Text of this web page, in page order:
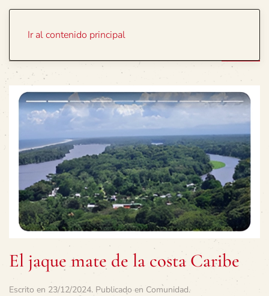
Ir al contenido principal
El jaque mate de la costa Caribe
Escrito en 23/12/2024. Publicado en Comunidad.